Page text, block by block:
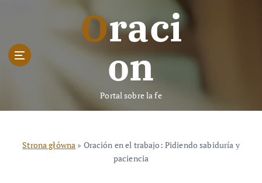
n
Oraci
on
Portal sobre la fe
Strona główna » Oración en el trabajo: Pidiendo sabiduría y
paciencia